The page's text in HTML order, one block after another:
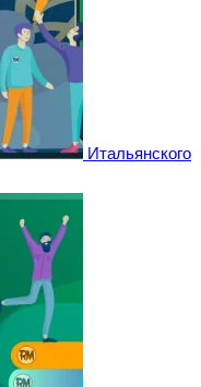
Итальянского